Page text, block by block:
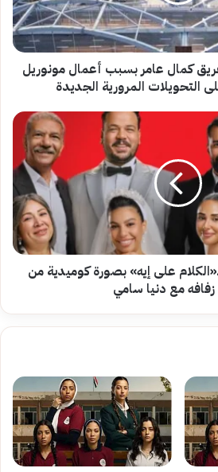
كمال عامر بسبب أعمال مونوريل
التحويلات المرورية الجديدة
على إيه» بصورة كوميدية من
مع دنيا سامي